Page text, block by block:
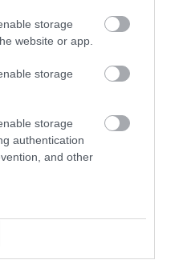
storage
website or app.
storage
storage
authentication
and other